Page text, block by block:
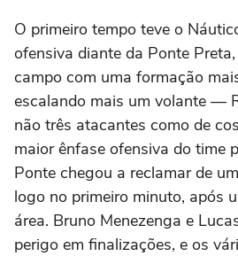
O primeiro tempo teve o
ofensiva diante da Ponte
campo com uma formação
escalando mais um volante —
não três atacantes como de
maior ênfase ofensiva do time
Ponte chegou a reclamar de
logo no primeiro minuto, após
área. Bruno Menezenga e
perigo em finalizações, e os